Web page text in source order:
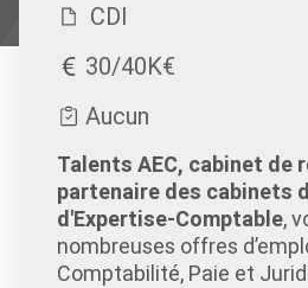
CDI
30/40K€
Aucun
Talents AEC, cabinet de
partenaire des cabinets
d'Expertise-Comptable,
nombreuses offres
Comptabilité, Paie et